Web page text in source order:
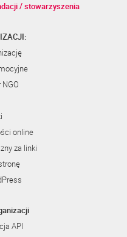
/ stowarzyszenia
online
za linki
API